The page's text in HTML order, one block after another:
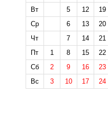
Вт
5 12 19
Ср
6 13 20
Чт
7 14 21
Пт
1 8 15 22
Сб
2 9 16 23
Вс
3 10 17 24